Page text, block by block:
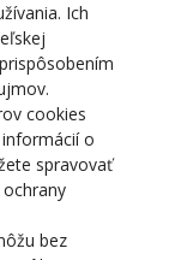
Ich
cookies
o
spravovať
bez